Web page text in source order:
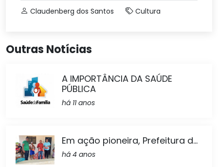
Claudenberg dos Santos Cultura
Outras Notícias
A IMPORTÂNCIA DA SAÚDE
PÚBLICA
há 11 anos
Em ação pioneira, Prefeitura d...
há 4 anos